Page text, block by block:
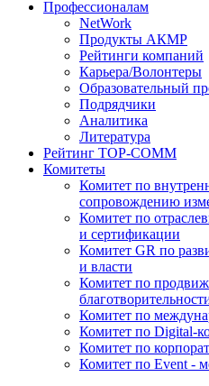
Профессионалам
NetWork
Продукты АКМР
Рейтинги компаний
Карьера/Волонтеры
Образовательный
Подрядчики
Аналитика
Литература
Рейтинг TOP-COMM
Комитеты
Комитет по
сопровождению
Комитет по
и сертификации
Комитет GR по
и власти
Комитет по
Комитет по
Комитет по Digital-
Комитет по
Комитет по Event -